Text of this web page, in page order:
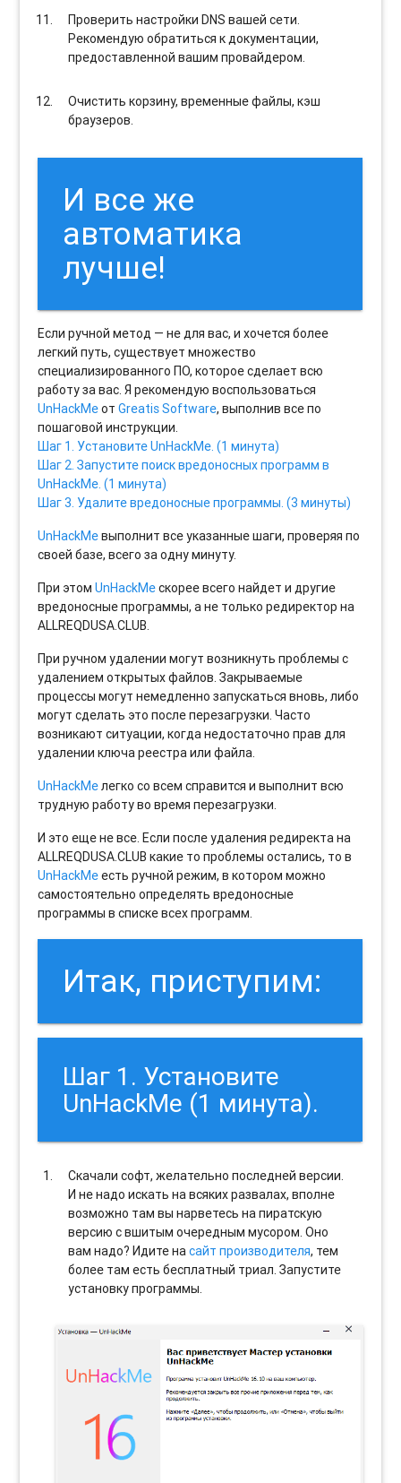
Проверить настройки DNS вашей сети.
Рекомендую обратиться к документации,
предоставленной вашим провайдером.
Очистить корзину, временные файлы, кэш
браузеров.
И все же
автоматика
лучше!
Если ручной метод — не для вас, и хочется более
легкий путь, существует множество
специализированного ПО, которое сделает всю
работу за вас. Я рекомендую воспользоваться
UnHackMeотGreatis Software, выполнив все по
пошаговой инструкции.
Шаг 1. Установите UnHackMe. (1 минута)
Шаг 2. Запустите поиск вредоносных программ в
UnHackMe. (1 минута)
Шаг 3. Удалите вредоносные программы. (3 минуты)
UnHackMeвыполнит все указанные шаги, проверяя по
своей базе, всего за одну минуту.
При этомUnHackMeскорее всего найдет и другие
вредоносные программы, а не только редиректор на
ALLREQDUSA.CLUB.
При ручном удалении могут возникнуть проблемы с
удалением открытых файлов. Закрываемые
процессы могут немедленно запускаться вновь, либо
могут сделать это после перезагрузки. Часто
возникают ситуации, когда недостаточно прав для
удалении ключа реестра или файла.
UnHackMeлегко со всем справится и выполнит всю
трудную работу во время перезагрузки.
И это еще не все. Если после удаления редиректа на
ALLREQDUSA.CLUB какие то проблемы остались, то в
UnHackMeесть ручной режим, в котором можно
самостоятельно определять вредоносные
программы в списке всех программ.
Итак, приступим:
Шаг 1. Установите
UnHackMe (1 минута).
Скачали софт, желательно последней версии.
И не надо искать на всяких развалах, вполне
возможно там вы нарветесь на пиратскую
версию с вшитым очередным мусором. Оно
вам надо? Идите насайт производителя, тем
более там есть бесплатный триал. Запустите
установку программы.